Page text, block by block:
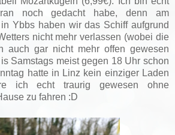
noch gedacht habe, denn am
Ybbs haben wir das Schiff aufgrund
nicht mehr verlassen (wobei die
auch gar nicht mehr offen gewesen
Samstags meist gegen 18 Uhr schon
hatte in Linz kein einziger Laden
ich echt traurig gewesen ohne
zu fahren :D